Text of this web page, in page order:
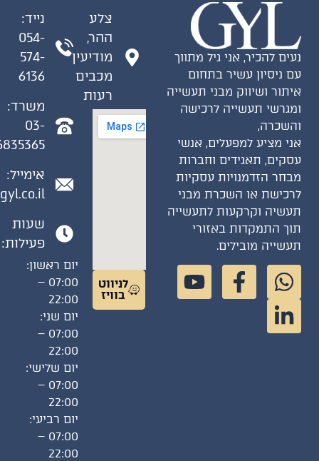
להכיר, אני גיל מתווך
ניסיון עשיר בתחום
ושיווק מבני תעשייה
תעשייה לרכישה
מציע למפעלים, אנשי
תאגידים וחברות
הזדמנויות עסקיות
או השכרת מבני
וקרקעות לתעשייה
התמקדות באזורי
מובילים.
ההר,
מודיעין
מכבים
רעות
לניווט
בוויז
054-
574-
6136
משרד:
03-
6835365
אימייל:
gil@gyl.co.il
שעות
פעילות:
יום ראשון:
07:00 –
22:00
יום שני:
07:00 –
22:00
יום שלישי:
07:00 –
22:00
יום רביעי:
07:00 –
22:00